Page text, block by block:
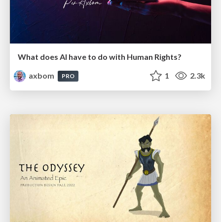
What does AI have to do with Human Rights?
axbom
PRO 1 2.3k